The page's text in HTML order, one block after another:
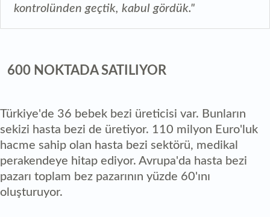
kontrolünden geçtik, kabul gördük."
600 NOKTADA SATILIYOR
Türkiye'de 36 bebek bezi üreticisi var. Bunların
sekizi hasta bezi de üretiyor. 110 milyon Euro'luk
hacme sahip olan hasta bezi sektörü, medikal
perakendeye hitap ediyor. Avrupa'da hasta bezi
pazarı toplam bez pazarının yüzde 60'ını
oluşturuyor.